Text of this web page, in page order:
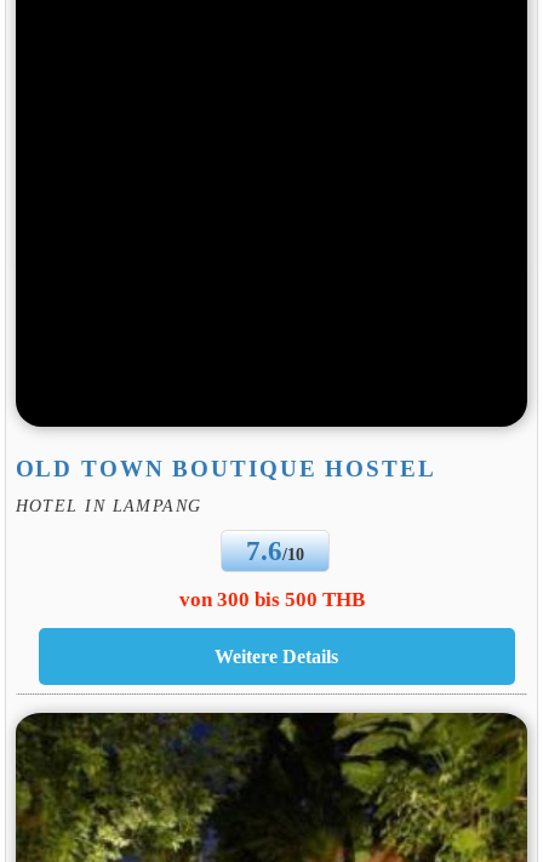
OLD TOWN BOUTIQUE HOSTEL
HOTEL IN LAMPANG
7.6/10
von 300 bis 500 THB